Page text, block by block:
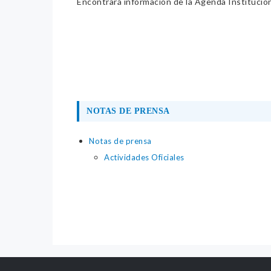
NOTAS DE PRENSA
Notas de prensa
Actividades Oficiales